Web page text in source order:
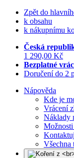
Zpět do
k obsahu
k nákupnímu
Česká
1 290,00 Kč
Bezplatné
Doručení do 2
Nápověda
Kde je
Vrácení
Náklady
Všechna